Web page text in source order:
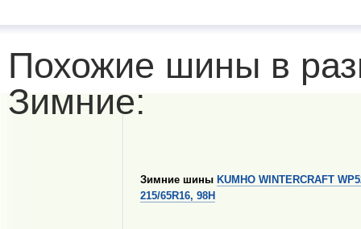
Похожие шины в
Зимние:
Зимние шины KUMHO WINTERCRAFT
215/65R16, 98H